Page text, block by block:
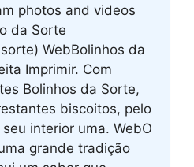
photos and videos
da Sorte
WebBolinhos da
Imprimir. Com
Bolinhos da Sorte,
biscoitos, pelo
interior uma. WebO
grande tradição